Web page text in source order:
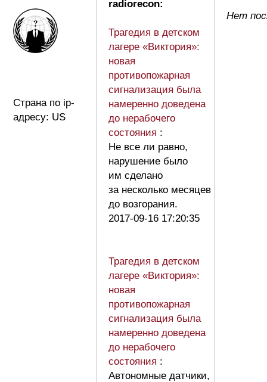
Страна по ip-
адресу: US
radiorecon:
Трагедия в детском
лагере «Виктория»:
новая
противопожарная
сигнализация была
намеренно доведена
до нерабочего
состояния :
Не все ли равно,
нарушение было
им сделано
за несколько месяцев
до возгорания.
2017-09-16 17:20:35
Трагедия в детском
лагере «Виктория»:
новая
противопожарная
сигнализация была
намеренно доведена
до нерабочего
состояния :
Автономные датчики,
Нет